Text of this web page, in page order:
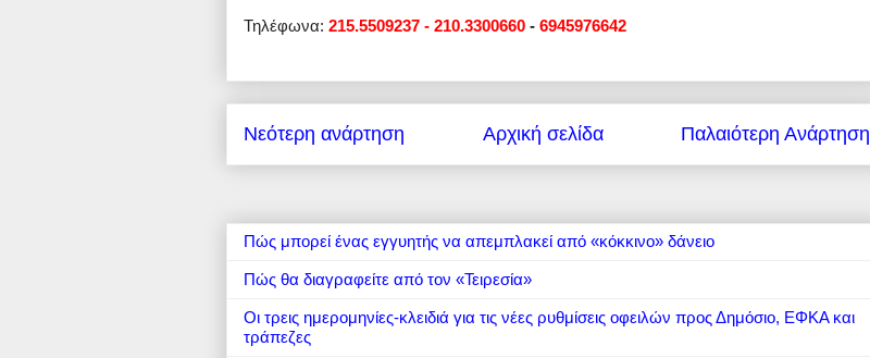
Τηλέφωνα: 215.5509237 - 210.3300660 - 6945976642
Νεότερη ανάρτηση Παλαιότερη Ανάρτηση
Αρχική σελίδα
Πώς μπορεί ένας εγγυητής να απεμπλακεί από «κόκκινο» δάνειο
Πώς θα διαγραφείτε από τον «Τειρεσία»
Οι τρεις ημερομηνίες-κλειδιά για τις νέες ρυθμίσεις οφειλών προς Δημόσιο, ΕΦΚΑ και
τράπεζες